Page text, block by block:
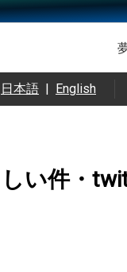
日本語 | English
い件・